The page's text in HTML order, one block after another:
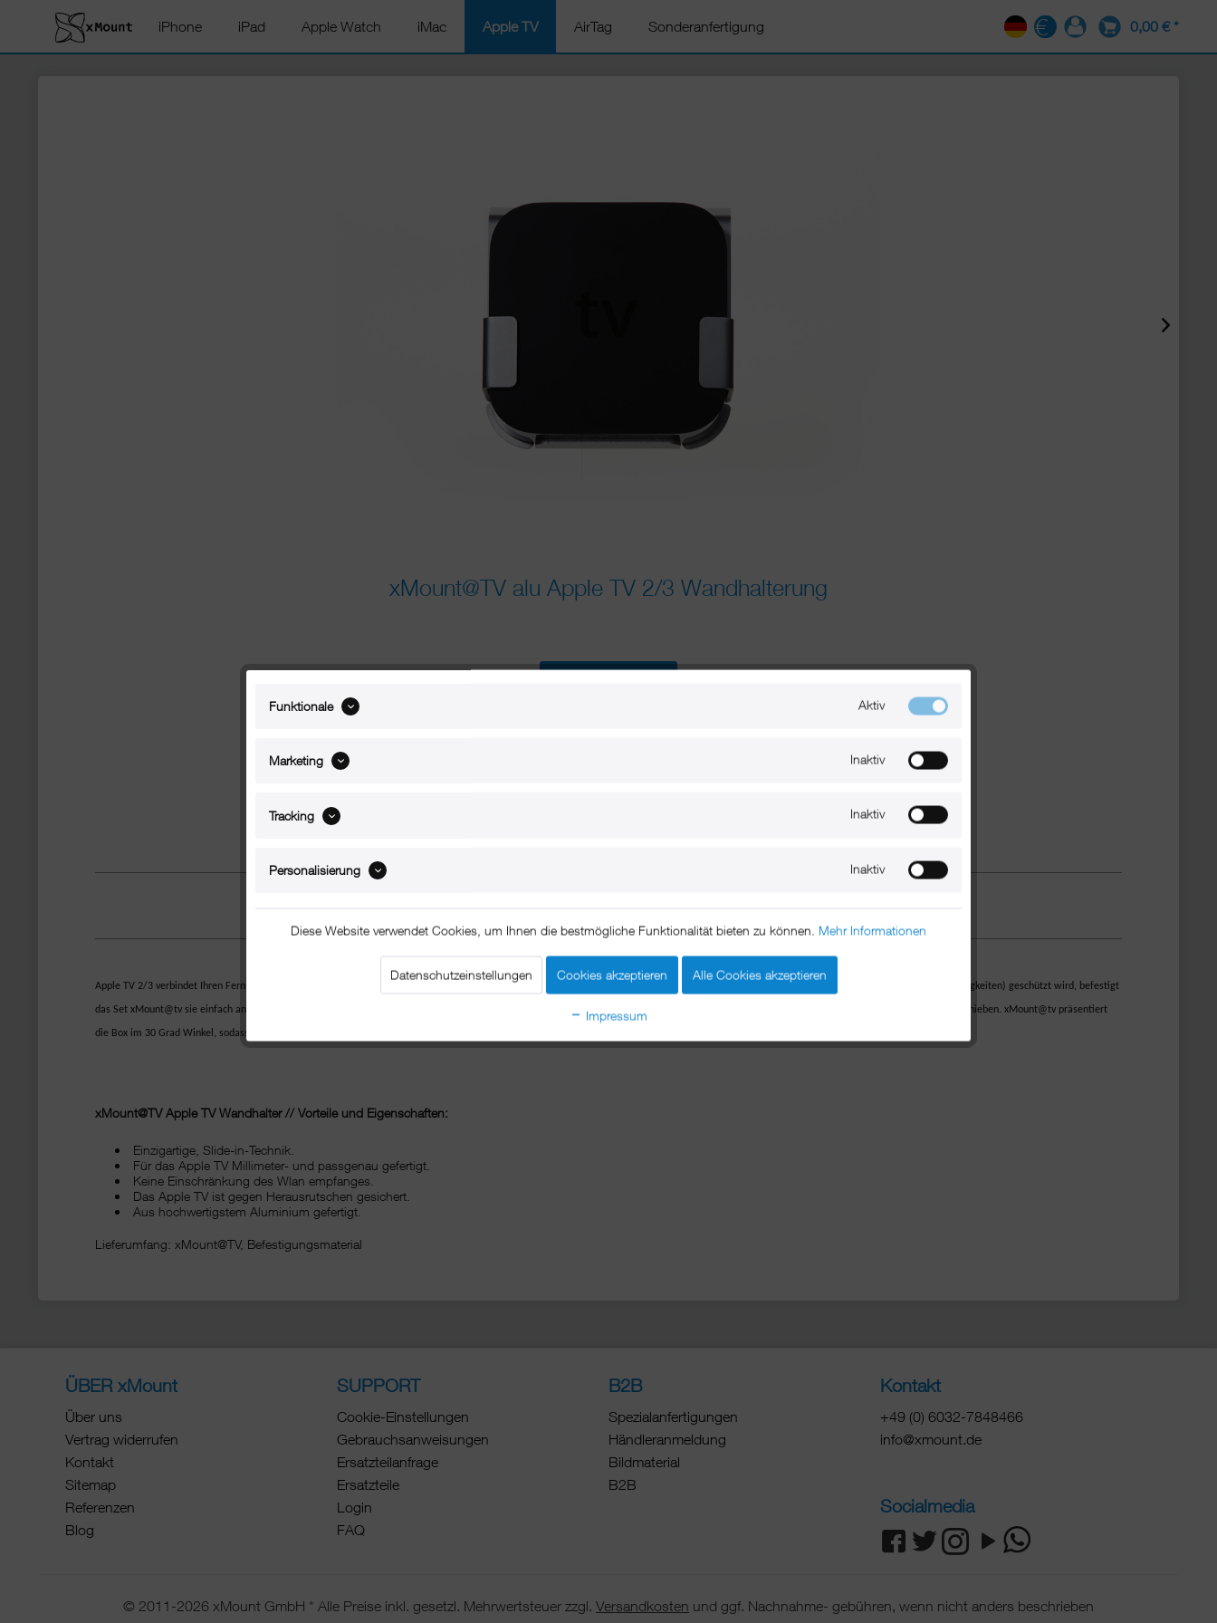
iPhone iPad Apple Watch iMac Apple TV AirTag Sonderanfertigung DE 0,00 € *
xMount@TV alu Apple TV 2/3 Wandhalterung
Beschreibung
Apple TV 2/3 verbindet Ihren Fernseher mit dem Computer, leiht Filme aus und unterstützt YouTube. Damit die schwarze Box ansprechend präsentiert und zugleich vor Schäden (Sturz, Kratzer, Flüssigkeiten) geschützt wird, befestigt
das Set xMount@tv sie einfach an der Wand. Der leichte Aluminium-Halter wird dafür an die Wand geschraubt. Anschließend lässt sich die Apple TV 2/3 Box mit einem Handgriff in die Halterung schieben. xMount@tv präsentiert
die Box im 30 Grad Winkel, sodass das Apple-Design weiterhin perfekt zur Geltung kommt.
xMount@TV Apple TV Wandhalter // Vorteile und Eigenschaften:
Einzigartige, Slide-in-Technik.
Für das Apple TV Millimeter- und passgenau gefertigt.
Keine Einschränkung des Wlan empfanges.
Das Apple TV ist gegen Herausrutschen gesichert.
Aus hochwertigstem Aluminium gefertigt.
Lieferumfang: xMount@TV, Befestigungsmaterial
ÜBER xMount
Über uns
Vertrag widerrufen
Kontakt
Sitemap
Referenzen
Blog
SUPPORT
Cookie-Einstellungen
Gebrauchsanweisungen
Ersatzteilanfrage
Ersatzteile
Login
FAQ
B2B
Spezialanfertigungen
Händleranmeldung
Bildmaterial
B2B
Kontakt
+49 (0) 6032-7848466
info@xmount.de
Socialmedia
© 2011-2026 xMount GmbH * Alle Preise inkl. gesetzl. Mehrwertsteuer zzgl. Versandkosten und ggf. Nachnahme- gebühren, wenn nicht anders beschrieben
Funktionale Aktiv
Marketing Inaktiv
Tracking Inaktiv
Personalisierung Inaktiv
Diese Website verwendet Cookies, um Ihnen die bestmögliche Funktionalität bieten zu können. Mehr Informationen
Datenschutzeinstellungen Cookies akzeptieren Alle Cookies akzeptieren
Impressum